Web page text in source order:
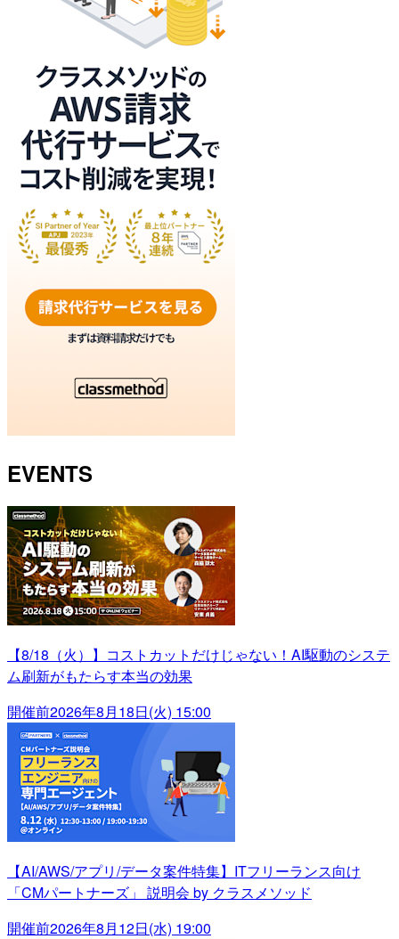
EVENTS
【8/18（火）】コストカットだけじゃない！AI駆動のシステ
ム刷新がもたらす本当の効果
開催前2026年8月18日(火) 15:00
【AI/AWS/アプリ/データ案件特集】ITフリーランス向け
「CMパートナーズ」 説明会 by クラスメソッド
開催前2026年8月12日(水) 19:00